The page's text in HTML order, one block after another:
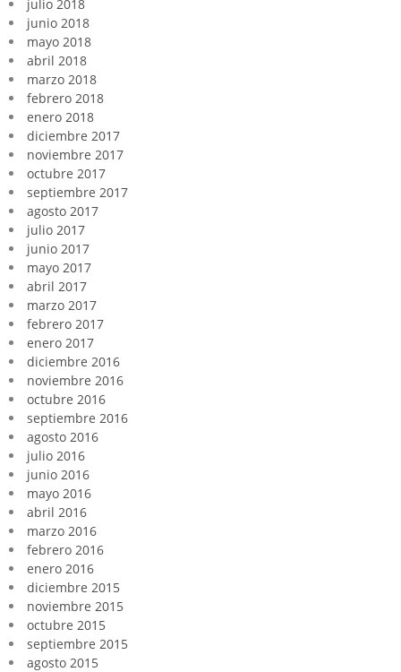
julio 2018
junio 2018
mayo 2018
abril 2018
marzo 2018
febrero 2018
enero 2018
diciembre 2017
noviembre 2017
octubre 2017
septiembre 2017
agosto 2017
julio 2017
junio 2017
mayo 2017
abril 2017
marzo 2017
febrero 2017
enero 2017
diciembre 2016
noviembre 2016
octubre 2016
septiembre 2016
agosto 2016
julio 2016
junio 2016
mayo 2016
abril 2016
marzo 2016
febrero 2016
enero 2016
diciembre 2015
noviembre 2015
octubre 2015
septiembre 2015
agosto 2015